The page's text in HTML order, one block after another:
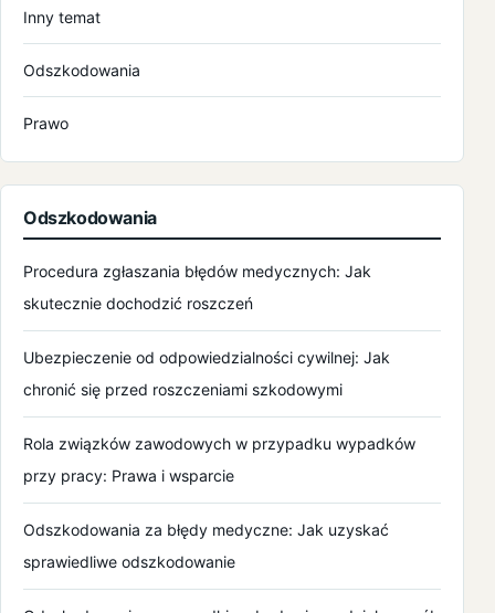
luty 2022
styczeń 2022
grudzień 2021
sierpień 2021
lipiec 2021
czerwiec 2021
Inny temat
Odszkodowania
Prawo
Odszkodowania
Procedura zgłaszania błędów medycznych: Jak
skutecznie dochodzić roszczeń
Ubezpieczenie od odpowiedzialności cywilnej: Jak
chronić się przed roszczeniami szkodowymi
Rola związków zawodowych w przypadku wypadków
przy pracy: Prawa i wsparcie
Odszkodowania za błędy medyczne: Jak uzyskać
sprawiedliwe odszkodowanie